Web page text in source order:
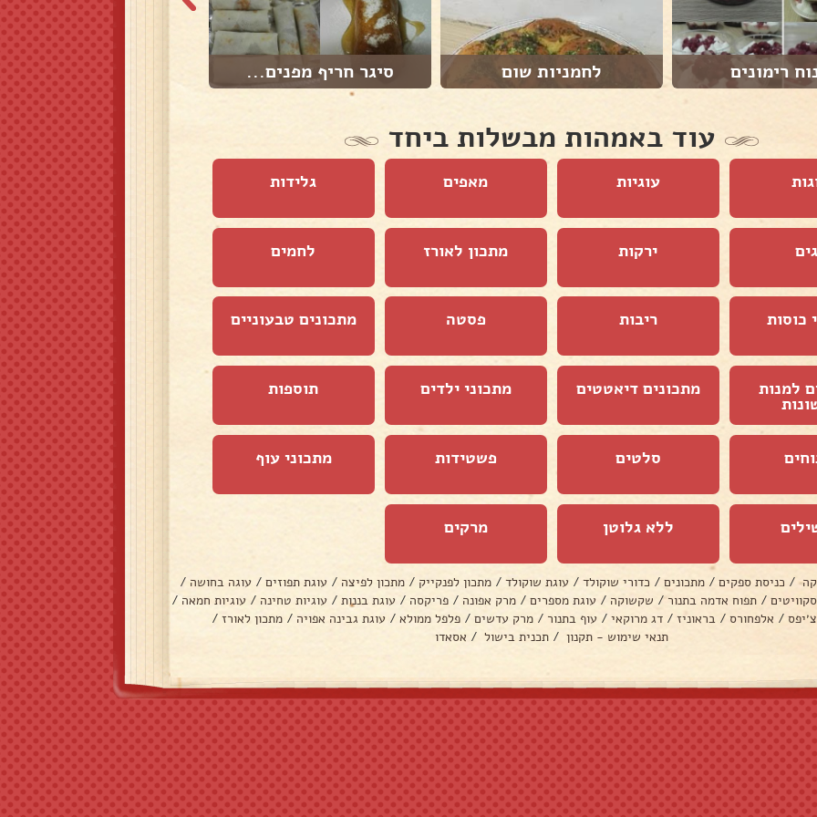
רימונים לחמניות שום סיגר חריף מפנים...
עוד באמהות מבשלות ביחד
עוגיות מאפים גלידות
ירקות מתכון לאורז לחמים
כוסות ריבות פסטה מתכונים טבעוניים
למנות מתכונים דיאטטים מתכוני ילדים תוספות
סלטים פשטידות מתכוני עוף
ללא גלוטן מרקים
/ כניסת ספקים / מתכונים / כדורי שוקולד / עוגת שוקולד / מתכון לפנקייק / מתכון לפיצה / עוגת תפוזים / עוגה בחושה /
/ תפוח אדמה בתנור / שקשוקה / עוגת מספרים / מרק אפונה / פריקסה / עוגת בננות / עוגיות טחינה / עוגיות חמאה /
/ אלפחורס / בראוניז / דג מרוקאי / עוף בתנור / מרק עדשים / פלפל ממולא / עוגת גבינה אפויה / מתכון לאורז /
תנאי שימוש - תקנון / תכנית בישול / אסאדו